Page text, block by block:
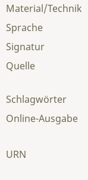
Material/Technik
Sprache
Signatur
Quelle
Schlagwörter
Online-Ausgabe
URN